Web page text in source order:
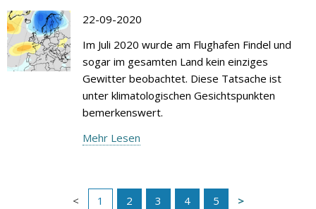
22-09-2020
Im Juli 2020 wurde am Flughafen Findel und
sogar im gesamten Land kein einziges
Gewitter beobachtet. Diese Tatsache ist
unter klimatologischen Gesichtspunkten
bemerkenswert.
Mehr Lesen
1 2 3 4 5